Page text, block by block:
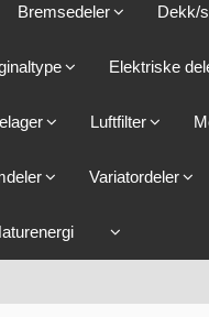
Bremsedeler Dekk/
Elektriske
Luftfilter
Variatordeler